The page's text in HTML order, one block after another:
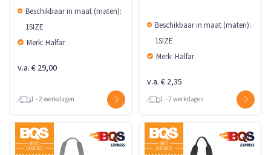
Beschikbaar in maat (maten):
1SIZE
Merk: Halfar
v.a. € 29,00
1 - 2 werkdagen
Beschikbaar in maat (maten):
1SIZE
Merk: Halfar
v.a. € 2,35
1 - 2 werkdagen